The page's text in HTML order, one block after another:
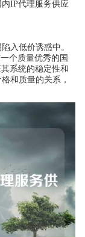
IP代理服务供应
入低价诱惑中。
个质量优秀的国
系统的稳定性和
和质量的关系，